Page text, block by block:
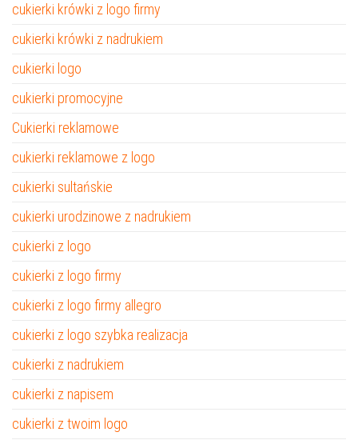
cukierki krówki z logo firmy
cukierki krówki z nadrukiem
cukierki logo
cukierki promocyjne
Cukierki reklamowe
cukierki reklamowe z logo
cukierki sultańskie
cukierki urodzinowe z nadrukiem
cukierki z logo
cukierki z logo firmy
cukierki z logo firmy allegro
cukierki z logo szybka realizacja
cukierki z nadrukiem
cukierki z napisem
cukierki z twoim logo